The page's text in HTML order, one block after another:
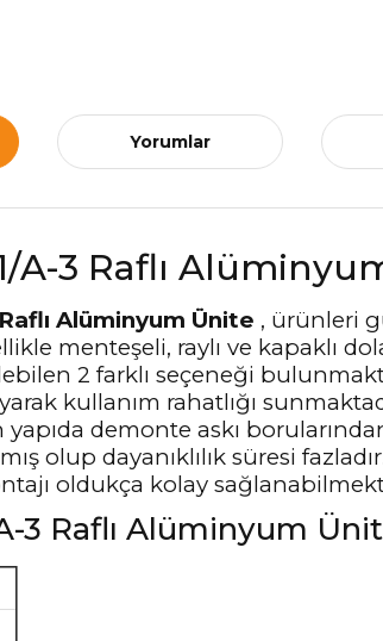
Yorumlar
A-3 Raflı
Alüminyum Ünite , ürünleri
menteşeli, raylı ve
2 farklı seçeneği
kullanım rahatlığı
yapıda demonte askı
olup dayanıklılık süresi
oldukça kolay
3 Raflı Alüminyum